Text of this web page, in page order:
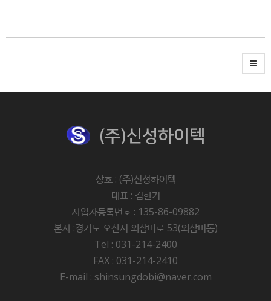
(주)신성하이텍
상호 : (주)신성하이텍
대표 : 김한기
사업자등록번호 : 135-86-09882
본사 :경기도 오산시 외삼미로 53(외삼미동)
Tel : 031-214-2400
FAX : 031-214-2410
E-mail : shinsungdobi@naver.com